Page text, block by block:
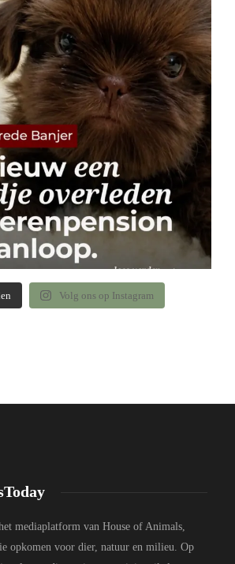
Volg ons op Instagram
mediaplatform van House of Animals,
opkomen voor dier, natuur en milieu. Op